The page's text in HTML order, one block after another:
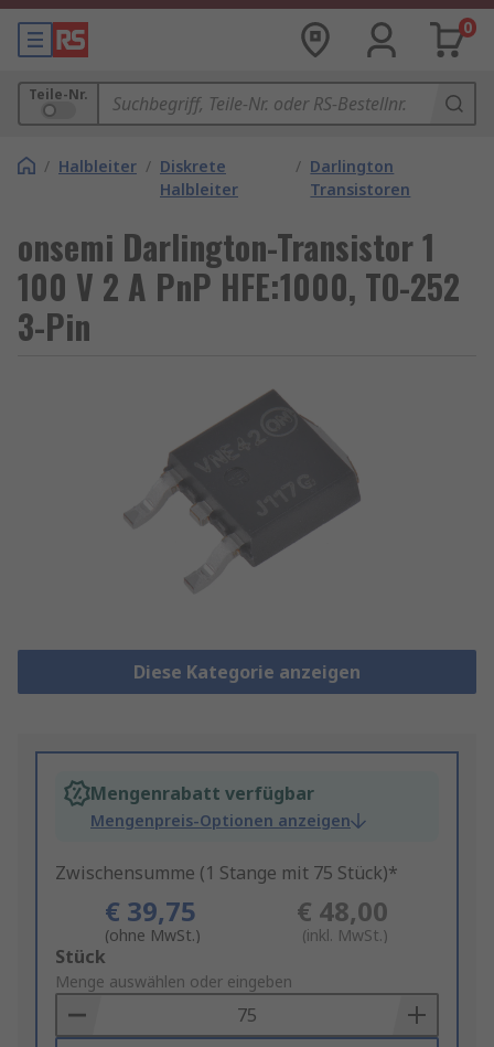
0
Teile-Nr.
/ Halbleiter / Diskrete
Halbleiter
/ Darlington
Transistoren
onsemi Darlington-Transistor 1
100 V 2 A PnP HFE:1000, TO-252
3-Pin
Diese Kategorie anzeigen
Mengenrabatt verfügbar
Mengenpreis-Optionen anzeigen
Zwischensumme (1 Stange mit 75 Stück)*
€ 39,75
(ohne MwSt.)
€ 48,00
(inkl. MwSt.)
Add
to
Basket
Stück
Menge auswählen oder eingeben